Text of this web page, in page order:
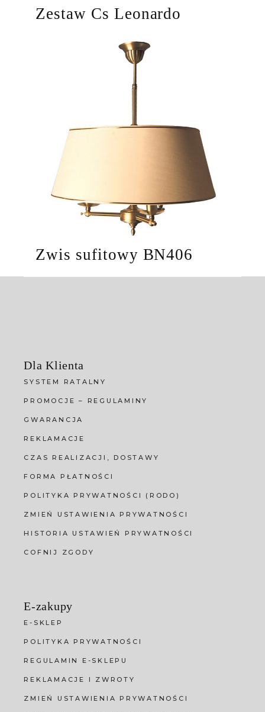
Zestaw Cs Leonardo
Zwis sufitowy BN406
Dla Klienta
SYSTEM RATALNY
PROMOCJE – REGULAMINY
GWARANCJA
REKLAMACJE
CZAS REALIZACJI, DOSTAWY
FORMA PŁATNOŚCI
POLITYKA PRYWATNOŚCI (RODO)
ZMIEŃ USTAWIENIA PRYWATNOŚCI
HISTORIA USTAWIEŃ PRYWATNOŚCI
COFNIJ ZGODY
E-zakupy
E-SKLEP
POLITYKA PRYWATNOŚCI
REGULAMIN E-SKLEPU
REKLAMACJE I ZWROTY
ZMIEŃ USTAWIENIA PRYWATNOŚCI